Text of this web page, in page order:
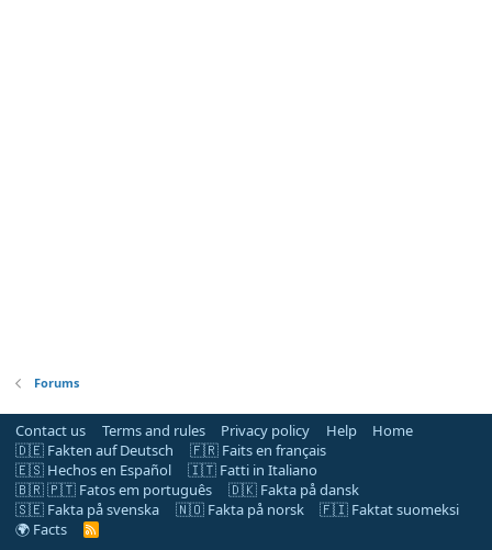
Forums
Contact us Terms and rules Privacy policy Help
Home
🇩🇪 Fakten auf Deutsch
🇫🇷 Faits en français
🇪🇸 Hechos en Español
🇮🇹 Fatti in Italiano
🇧🇷 🇵🇹 Fatos em português
🇩🇰 Fakta på dansk
🇸🇪 Fakta på svenska
🇳🇴 Fakta på norsk
🇫🇮 Faktat suomeksi
🌍 Facts
R